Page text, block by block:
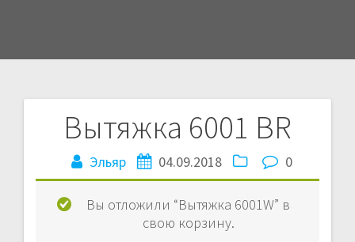
Вытяжка 6001 BR
Эльяр 04.09.2018 0
Вы отложили “Вытяжка 6001W” в
свою корзину.
Навигация
по
записям